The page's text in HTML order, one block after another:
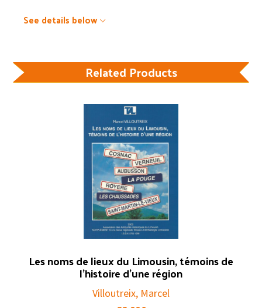
See details below
Related Products
Les noms de lieux du Limousin, témoins de
l’histoire d’une région
Villoutreix, Marcel